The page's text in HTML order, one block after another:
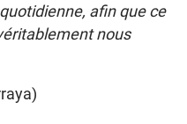
afin que ce
nous